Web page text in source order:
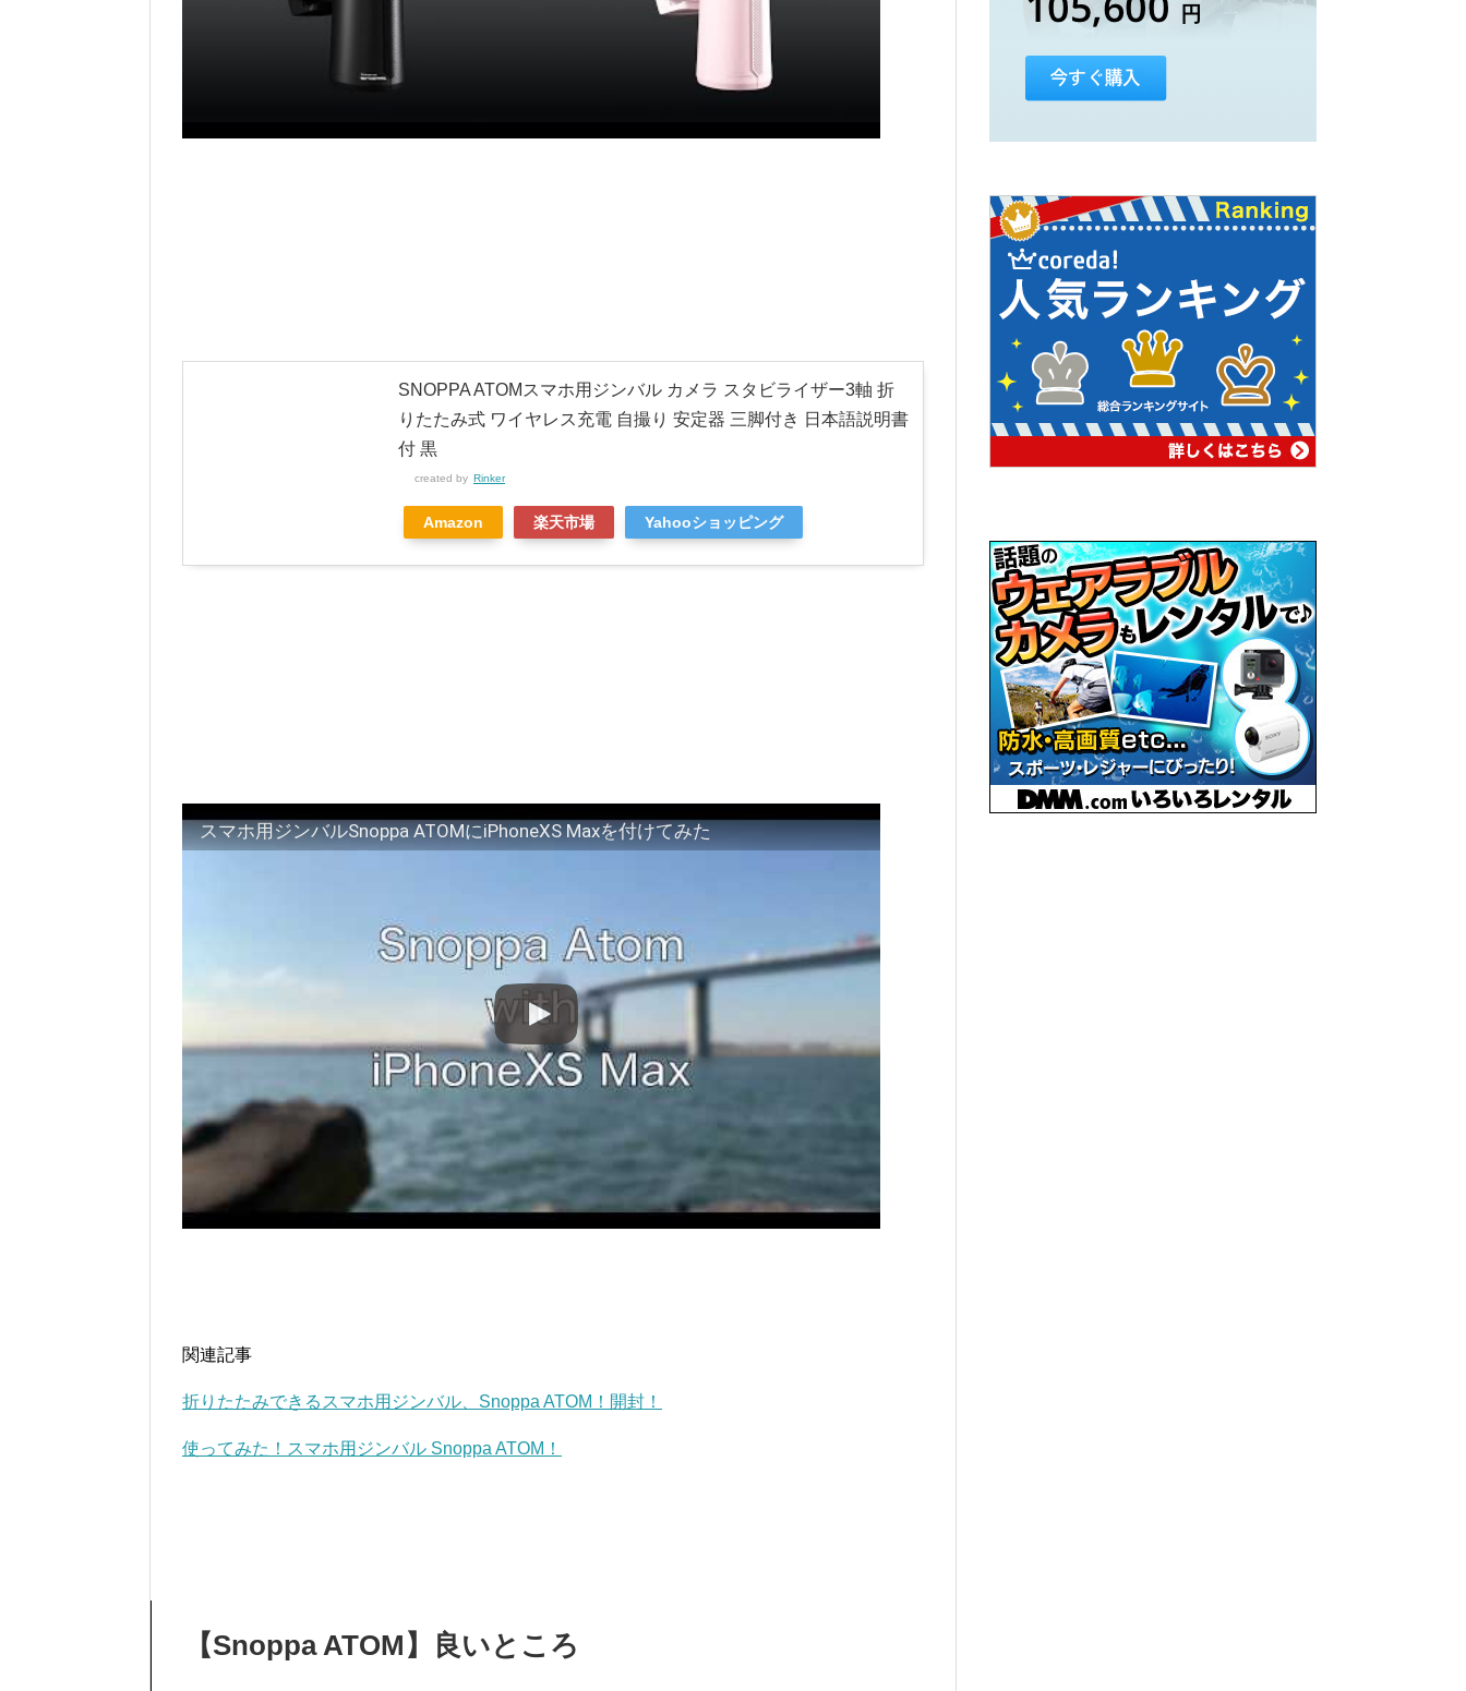
SNOPPA ATOMスマホ用ジンバル カメラ スタビライザー3軸 折
りたたみ式 ワイヤレス充電 自撮り 安定器 三脚付き 日本語説明書
付 黒
created by Rinker
Amazon 楽天市場 Yahooショッピング
スマホ用ジンバルSnoppa ATOMにiPhoneXS Maxを付けてみた
関連記事
折りたたみできるスマホ用ジンバル、Snoppa ATOM！開封！
使ってみた！スマホ用ジンバル Snoppa ATOM！
【Snoppa ATOM】良いところ